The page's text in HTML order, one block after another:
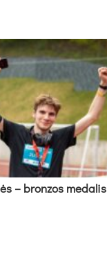
– bron­zos me­da­lis